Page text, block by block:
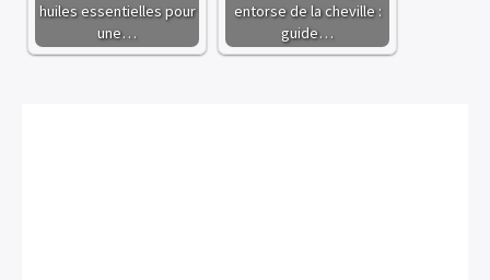
huiles essentielles pour
une…
entorse de la cheville :
guide…